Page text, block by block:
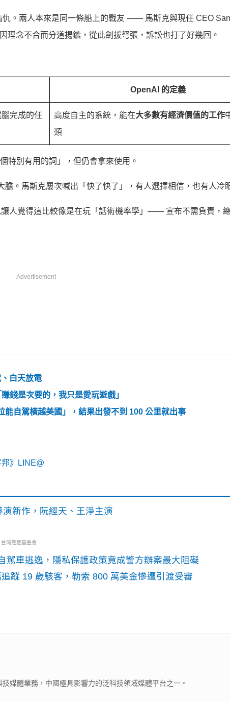
。兩人本來是同一條船上的戰友 —— 馬斯克與現任 CEO
理念不合而分道揚鑣，從此劍拔弩張，訴訟也打了好幾回。
OpenAI 的定義
完成的任
高度自主的系統，能在大多數有經濟價值的工作
類
特別有用的詞」，但仍會拿來使用。
。馬斯克屢次喊出「快了快了」，有人選擇相信，也有人冷
人覺得這比較像是在玩「話術機率學」—— 宣布不需負責，
白天放電
錢是次要的，我只是愛玩遊戲」
能自駕橫越美國」，結果出發不到 100 公里就出事
》LINE@
演新作，阮經天、王淨主演
台灣癌症基金會
駕車逃逸，隱私保護政策竟成警方辦案最大阻礙
蹤 19 歲駭客，勒索 800 萬美金慘遭引渡受審
媒體業務，中國極具影響力的泛科技領域媒體平台之一。